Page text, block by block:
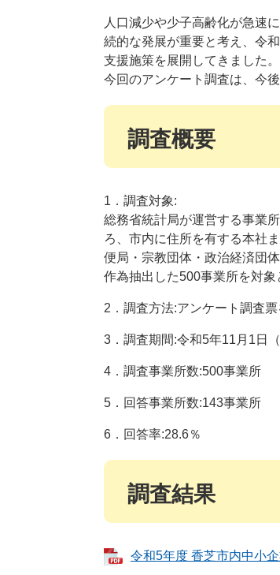
人口減少や少子高齢化が急速
続的な発展が重要と考え、令
支援施策を展開してきました。
今回のアンケート調査は、今
調査概要
1．調査対象:
総務省統計局が運営する事業
ろ、市内に住所を有する本社
便局・宗教団体・政治経済団
作為抽出した500事業所を対象
2．調査方法:アンケート調査
3．調査期間:令和5年11月1日
4．調査事業所数:500事業所
5．回答事業所数:143事業所
6．回答率:28.6％
調査結果
令和5年度 香芝市内中小